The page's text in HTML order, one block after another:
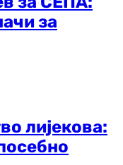
за
лијекова: